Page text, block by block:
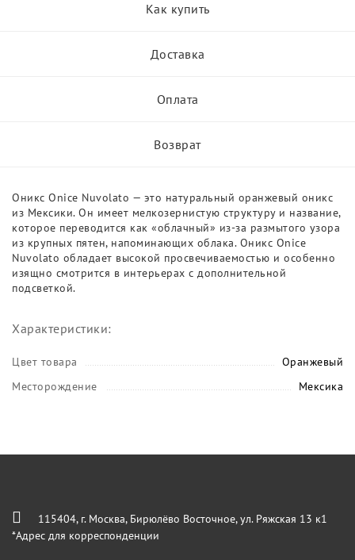
Как купить
Доставка
Оплата
Возврат
Оникс Onice Nuvolato — это натуральный оранжевый оникс
из Мексики. Он имеет мелкозернистую структуру и название,
которое переводится как «облачный» из-за размытого узора
из крупных пятен, напоминающих облака. Оникс Onice
Nuvolato обладает высокой просвечиваемостью и особенно
изящно смотрится в интерьерах с дополнительной
подсветкой.
Характеристики:
Цвет товара
Оранжевый
Месторождение
Мексика
115404, г. Москва, Бирюлёво Восточное, ул. Ряжская 13 к1
*Адрес для корреспонденции